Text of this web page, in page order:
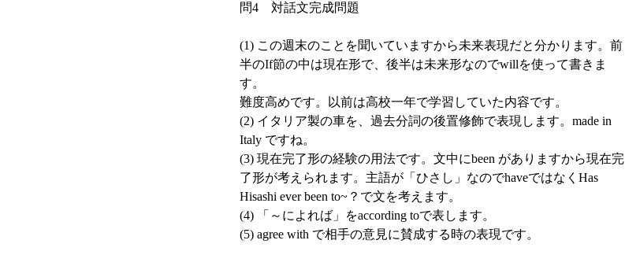
問4 対話文完成問題
(1) この週末のことを聞いていますから未来表現だと分かります。前
半のIf節の中は現在形で、後半は未来形なのでwillを使って書きま
す。
難度高めです。以前は高校一年で学習していた内容です。
(2) イタリア製の車を、過去分詞の後置修飾で表現します。made in
Italy ですね。
(3) 現在完了形の経験の用法です。文中にbeen がありますから現在完
了形が考えられます。主語が「ひさし」なのでhaveではなくHas
Hisashi ever been to~？で文を考えます。
(4) 「～によれば」をaccording toで表します。
(5) agree with で相手の意見に賛成する時の表現です。